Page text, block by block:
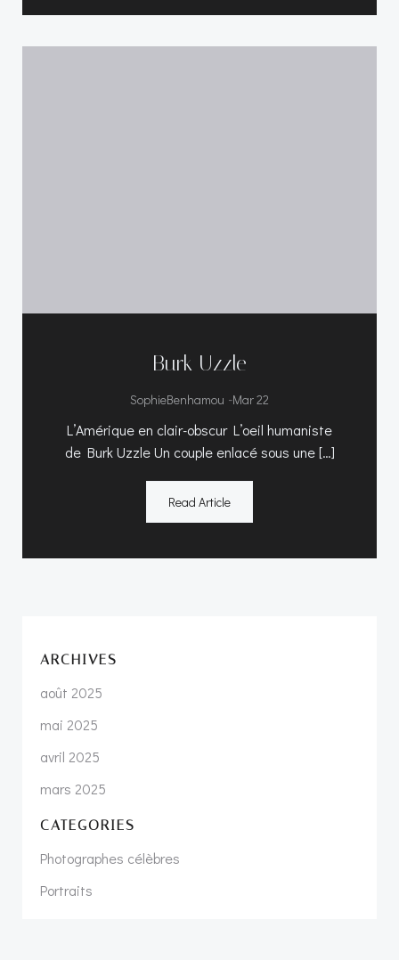
Burk Uzzle
SophieBenhamou -Mar 22
L’Amérique en clair-obscur L’oeil humaniste
de Burk Uzzle Un couple enlacé sous une […]
Read Article
ARCHIVES
août 2025
mai 2025
avril 2025
mars 2025
CATEGORIES
Photographes célèbres
Portraits